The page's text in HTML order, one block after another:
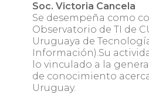
Soc. Victoria Cancela
Se desempeña como
Observatorio de TI de
Uruguaya de
Información).Su
lo vinculado a la
de conocimiento
Uruguay.